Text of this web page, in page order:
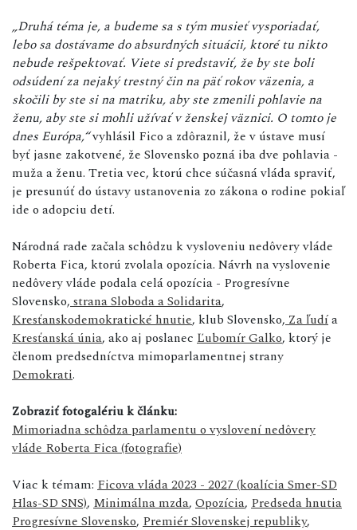
„Druhá téma je, a budeme sa s tým musieť vysporiadať,
lebo sa dostávame do absurdných situácii, ktoré tu nikto
nebude rešpektovať. Viete si predstaviť, že by ste boli
odsúdení za nejaký trestný čin na päť rokov väzenia, a
skočili by ste si na matriku, aby ste zmenili pohlavie na
ženu, aby ste si mohli užívať v ženskej väznici. O tomto je
dnes Európa,“vyhlásil Fico a zdôraznil, že v ústave musí
byť jasne zakotvené, že Slovensko pozná iba dve pohlavia -
muža a ženu. Tretia vec, ktorú chce súčasná vláda spraviť,
je presunúť do ústavy ustanovenia zo zákona o rodine pokiaľ
ide o adopciu detí.
Národná rade začala schôdzu k vysloveniu nedôvery vláde
Roberta Fica, ktorú zvolala opozícia. Návrh na vyslovenie
nedôvery vláde podala celá opozícia - Progresívne
Slovensko, strana Sloboda a Solidarita,
Kresťanskodemokratické hnutie, klub Slovensko, Za ľudía
Kresťanská únia, ako aj poslanec Ľubomír Galko, ktorý je
členom predsedníctva mimoparlamentnej strany
Demokrati.
Zobraziť fotogalériu k článku:
Mimoriadna schôdza parlamentu o vyslovení nedôvery
vláde Roberta Fica (fotografie)
Viac k témam: Ficova vláda 2023 - 2027 (koalícia Smer-SD
Hlas-SD SNS), Minimálna mzda, Opozícia, Predseda hnutia
Progresívne Slovensko, Premiér Slovenskej republiky,